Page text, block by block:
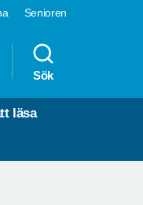
Senioren
Sök
läsa